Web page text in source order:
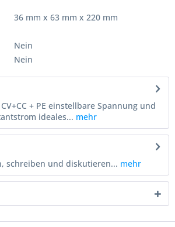
36 mm x 63 mm x 220 mm
Nein
Nein
+ PE einstellbare Spannung und
ideales... mehr
schreiben und diskutieren... mehr